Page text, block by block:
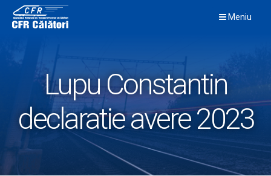
content
Meniu
Lupu Constantin
declaratie avere 2023